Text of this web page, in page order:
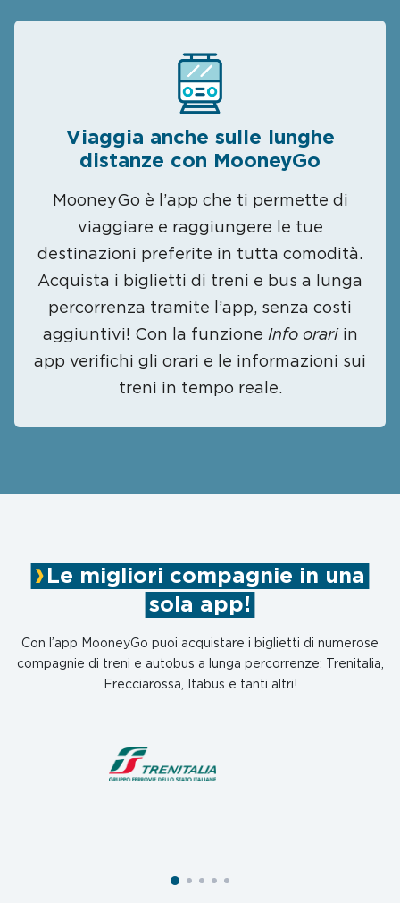
Viaggia anche sulle lunghe
distanze con MooneyGo
MooneyGo è l’app che ti permette di
viaggiare e raggiungere le tue
destinazioni preferite in tutta comodità.
Acquista i biglietti di treni e bus a lunga
percorrenza tramite l’app, senza costi
aggiuntivi! Con la funzione Info orari in
app verifichi gli orari e le informazioni sui
treni in tempo reale.
Le migliori compagnie in una
sola app!
Con l’app MooneyGo puoi acquistare i biglietti di numerose
compagnie di treni e autobus a lunga percorrenze: Trenitalia,
Frecciarossa, Itabus e tanti altri!